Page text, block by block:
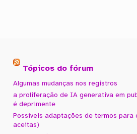
Tópicos do fórum
Algumas mudanças nos registros
a proliferação de IA generativa em
é deprimente
Possíveis adaptações de termos para
aceitas)